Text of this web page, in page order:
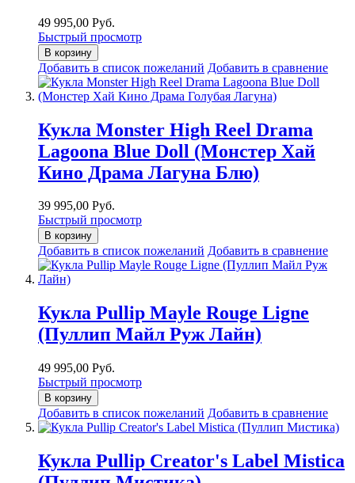
49 995,00 Руб.
Быстрый просмотр
В корзину
Добавить в список пожеланий Добавить в сравнение
Кукла Monster High Reel Drama
Lagoona Blue Doll (Монстер Хай
Кино Драма Лагуна Блю)
39 995,00 Руб.
Быстрый просмотр
В корзину
Добавить в список пожеланий Добавить в сравнение
Кукла Pullip Mayle Rouge Ligne
(Пуллип Майл Руж Лайн)
49 995,00 Руб.
Быстрый просмотр
В корзину
Добавить в список пожеланий Добавить в сравнение
Кукла Pullip Creator's Label Mistica